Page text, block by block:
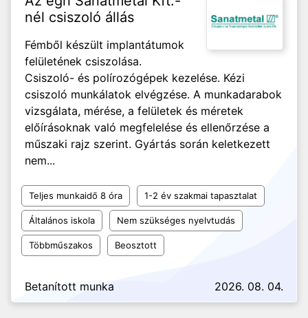
nél csiszoló állás
Fémből készült implantátumok
felületének csiszolása.
Csiszoló- és polírozógépek kezelése. Kézi
csiszoló munkálatok elvégzése. A munkadarabok
vizsgálata, mérése, a felületek és méretek
előírásoknak való megfelelése és ellenőrzése a
műszaki rajz szerint. Gyártás során keletkezett
nem...
Teljes munkaidő 8 óra 1-2 év szakmai tapasztalat
Általános iskola Nem szükséges nyelvtudás
Többműszakos Beosztott
Betanított munka 2026. 08. 04.